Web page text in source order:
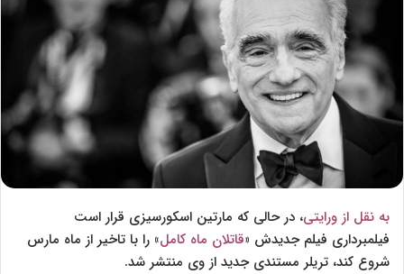
o
n
X
ی
م
ی
ل
به نقل از ورایتی، در حالی که مارتین اسکورسیزی قرار است
فیلمبرداری فیلم جدیدش «قاتلان ماه کامل» را با تاخیر از ماه مارس
شروع کند، تریلر مستندی جدید از وی منتشر شد.